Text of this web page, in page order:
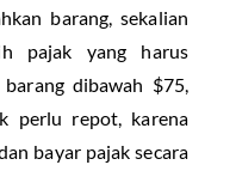
barang, sekalian
pajak yang harus
dibawah $75,
perlu repot, karena
bayar pajak secara